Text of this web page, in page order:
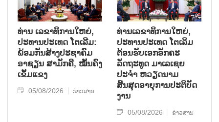
ທ່ານ ເລຂາທິການໃຫຍ່,
ປະທານປະເທດ ໂຕເລີມ:
ພ້ອມກັນສ້າງປະຊາຄົມ
ອາຊຽນ ສາມັກຄີ, ໝັ້ນຄົງ
ເຂັ້ມແຂງ
05/08/2026 ຂ່າວສານ
ທ່ານເລຂາທິການໃຫຍ່,
ປະທານປະເທດ ໂຕເລິມ
ຕ້ອນຮັບເອກອັກຄະ
ລັດຖະທູດ ມາເລເຊຍ
ປະຈຳ ຫວຽດນາມ
ສິ້ນສຸດອາຍຸການປະຕິບັດ
ງານ
05/08/2026 ຂ່າວສານ